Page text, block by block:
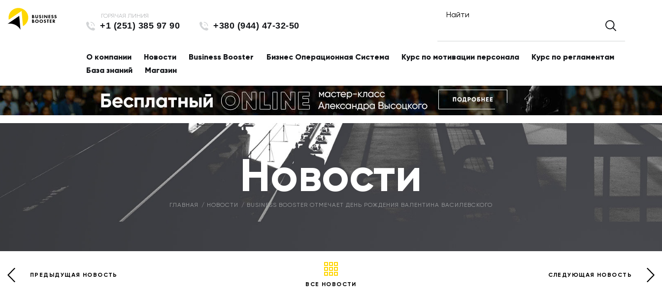
+1 (251) 385 97 90 +380 (944) 47-32-50
Найти
О компании Новости Business Booster Бизнес Операционная Система Курс по мотивации персонала
Курс по регламентам
База знаний
Магазин
Новости
ГЛАВНАЯ НОВОСТИ BUSINESS BOOSTER ОТМЕЧАЕТ ДЕНЬ РОЖДЕНИЯ ВАЛЕНТИНА ВАСИЛЕВСКОГО
ПРЕДЫДУЩАЯ НОВОСТЬ
ВСЕ НОВОСТИ
СЛЕДУЮЩАЯ НОВОСТЬ